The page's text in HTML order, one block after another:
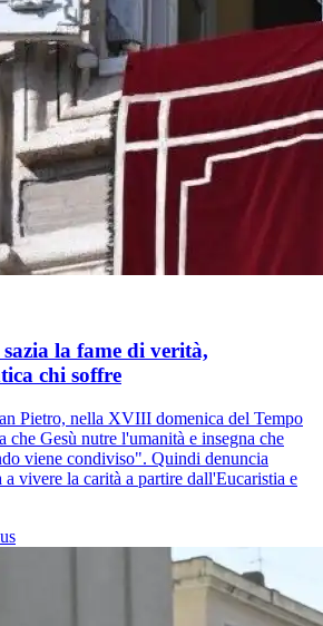
la fame di verità,
chi soffre
Pietro, nella XVIII domenica del Tempo
che Gesù nutre l'umanità e insegna che
viene condiviso". Quindi denuncia
a vivere la carità a partire dall'Eucaristia e